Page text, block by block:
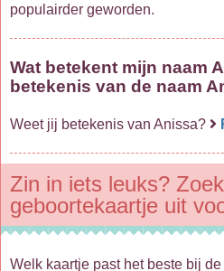
populairder geworden.
Wat betekent mijn naam
betekenis van de naam
Weet jij betekenis van Anissa?
Zin in iets leuks?
geboortekaartje uit
Welk kaartje past het beste bij